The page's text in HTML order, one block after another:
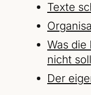
Texte
Was die
nicht
Der